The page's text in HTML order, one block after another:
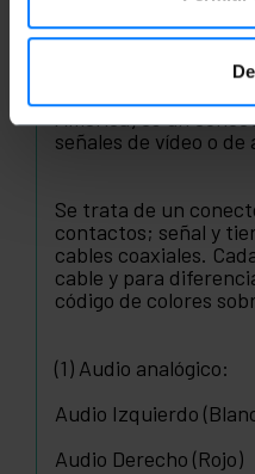
RCA
America) es un
señales de vídeo o de
Se trata de un
contactos; señal y
cables coaxiales.
cable y para
código de colores
(1) Audio analógico:
Audio Izquierdo
Audio Derecho (Rojo)